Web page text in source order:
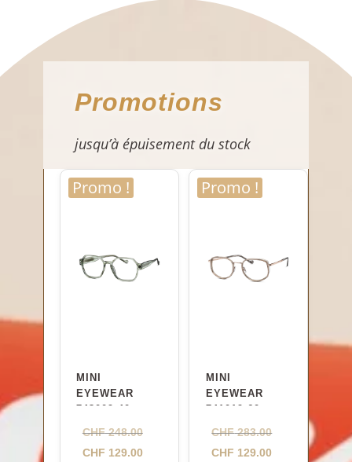
Promotions
jusqu’à épuisement du stock
Promo !
MINI
EYEWEAR
743009 40
CHF248.00Le
prix
CHF 129.00Le
Promo !
MINI
EYEWEAR
741019 60
CHF283.00Le
CHF 129.00